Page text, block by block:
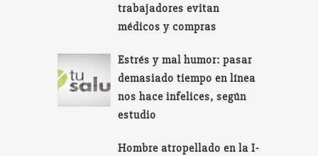
trabajadores evitan
médicos y compras
Estrés y mal humor: pasar
demasiado tiempo en línea
nos hace infelices, según
estudio
Hombre atropellado en la I-